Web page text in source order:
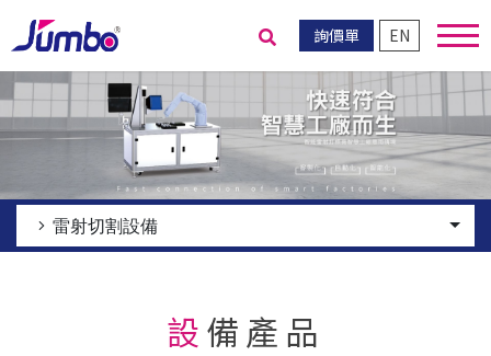
詢價單 EN
送出搜尋
雷射切割設備
設備產品